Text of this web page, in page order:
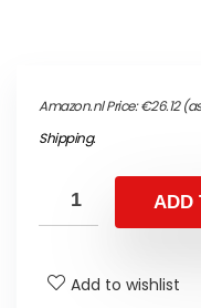
Amazon.nl Price:€26.12
Shipping.
ADD
Add to wishlist